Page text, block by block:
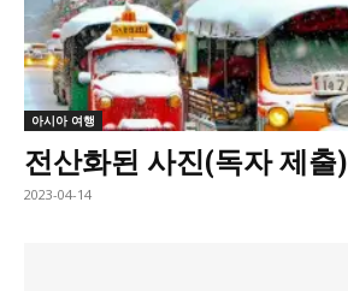
아시아 여행
전산화된 사진(독자 제출)
2023-04-14